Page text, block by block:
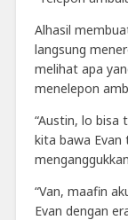
Alhasil
langsung
melihat apa
menelepon
“Austin, lo
kita bawa Evan
“Van, maafin
Evan dengan